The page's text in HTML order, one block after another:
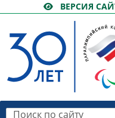
ВЕРСИЯ
Поиск по сайту